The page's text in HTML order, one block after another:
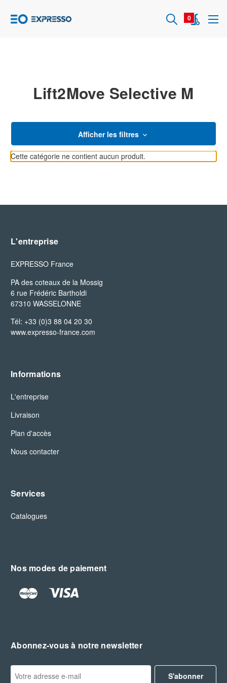
0
Lift2Move Selective M
Afficher les filtres
Cette catégorie ne contient aucun produit.
L'entreprise
EXPRESSO France
PA des coteaux de la Mossig
6 rue Frédéric Bartholdi
67310 WASSELONNE
Tél: +33 (0)3 88 04 20 30
www.expresso-france.com
Informations
L'entreprise
Livraison
Plan d'accès
Nous contacter
Services
Catalogues
Nos modes de paiement
Abonnez-vous à notre newsletter